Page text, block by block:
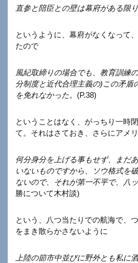
直参と陪臣との壁は幕府がある限
というように、幕府がなくなって
たので
風紀取締りの場合でも、教育訓練
分制度と近代合理主義の)この矛盾
を免れなかった。 (P.38)
ということはなく、がっちり一時
て。それはさておき、さらにアメ
何分身分を上げる事もせず、まだ
いないものですから、ソウ格式を
ないので、それが第一不平で、八ッ
勝について木村談)
という、八つ当たりでの航海で、
をまき散らかさないように
上陸の節市中並びに野外とも私に